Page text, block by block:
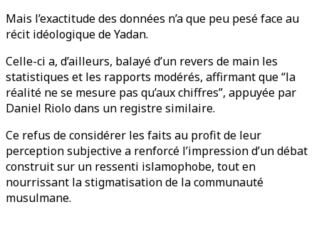
Mais l’exactitude des données n’a que peu pesé face au
récit idéologique de Yadan.
Celle-ci a, d’ailleurs, balayé d’un revers de main les
statistiques et les rapports modérés, affirmant que “la
réalité ne se mesure pas qu’aux chiffres”, appuyée par
Daniel Riolo dans un registre similaire.
Ce refus de considérer les faits au profit de leur
perception subjective a renforcé l’impression d’un débat
construit sur un ressenti islamophobe, tout en
nourrissant la stigmatisation de la communauté
musulmane.